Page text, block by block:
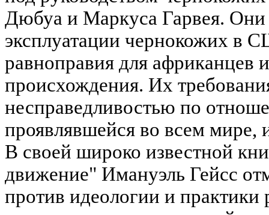
Дюбуа и Маркуса Гарвея. Они
эксплуатации чернокожих в
равноправия для африканцев
происхождения. Их
несправедливостью по
проявлявшейся во всем мире,
В своей широко известной
движение" Имануэль Гейсс
против идеологии и